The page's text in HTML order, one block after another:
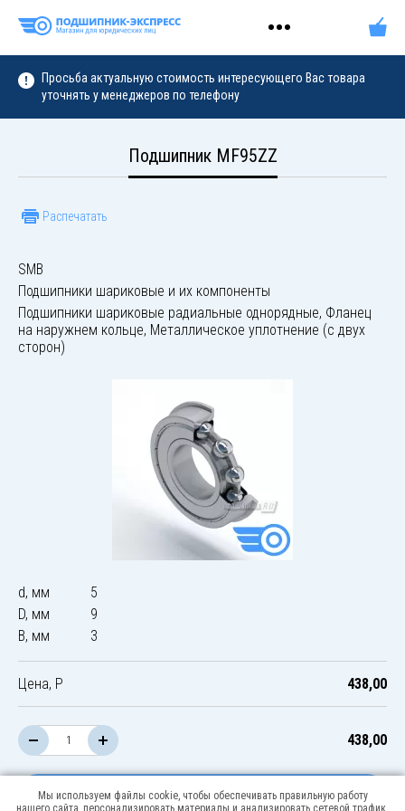
Просьба актуальную стоимость интересующего Вас товара
уточнять у менеджеров по телефону
Подшипник MF95ZZ
Распечатать
SMB
Подшипники шариковые и их компоненты
Подшипники шариковые радиальные однорядные, Фланец
на наружнем кольце, Металлическое уплотнение (с двух
сторон)
d, мм
5
D, мм
9
B, мм
3
Цена, Р 438,00
438,00
В корзину
Мы используем файлы cookie, чтобы обеспечивать правильную работу
нашего сайта, персонализировать материалы и анализировать сетевой трафик.